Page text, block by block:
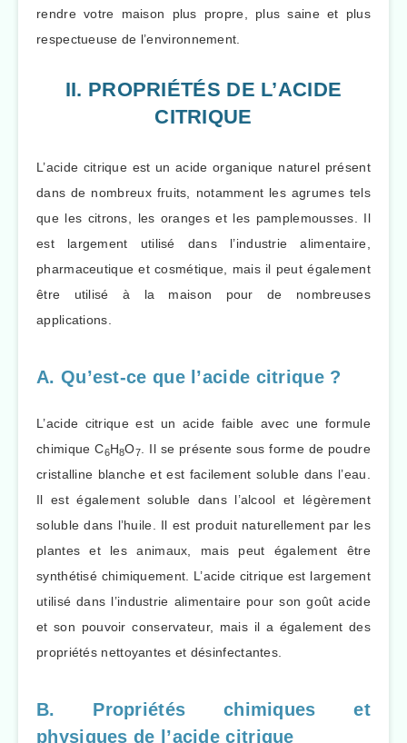
rendre votre maison plus propre, plus saine et plus
respectueuse de l’environnement.
II. PROPRIÉTÉS DE L’ACIDE
CITRIQUE
L’acide citrique est un acide organique naturel présent
dans de nombreux fruits, notamment les agrumes tels
que les citrons, les oranges et les pamplemousses. Il
est largement utilisé dans l’industrie alimentaire,
pharmaceutique et cosmétique, mais il peut également
être utilisé à la maison pour de nombreuses
applications.
A. Qu’est-ce que l’acide citrique ?
L’acide citrique est un acide faible avec une formule
chimique C6H8O7
. Il se présente sous forme de poudre
cristalline blanche et est facilement soluble dans l’eau.
Il est également soluble dans l’alcool et légèrement
soluble dans l’huile. Il est produit naturellement par les
plantes et les animaux, mais peut également être
synthétisé chimiquement. L’acide citrique est largement
utilisé dans l’industrie alimentaire pour son goût acide
et son pouvoir conservateur, mais il a également des
propriétés nettoyantes et désinfectantes.
B. Propriétés chimiques et
physiques de l’acide citrique